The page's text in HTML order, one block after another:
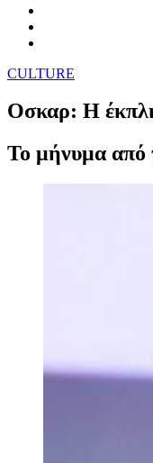
CULTURE
Οσκαρ: Η
Το μήνυμα από